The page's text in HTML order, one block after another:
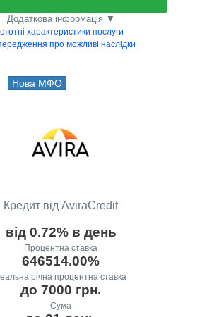
Додаткова інформація ▼
характеристики послуги
про можливі наслідки
Нова МФО
Кредит від AviraCredit
від 0.72% в день
Процентна ставка
646514.00%
річна процентна ставка
до 7000 грн.
Сума